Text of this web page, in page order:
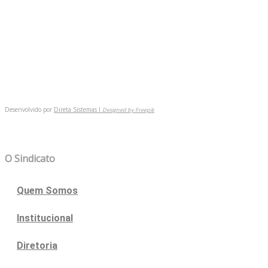
Desenvolvido por Direta Sistemas I Designed by Freepik
O Sindicato
Quem Somos
Institucional
Diretoria